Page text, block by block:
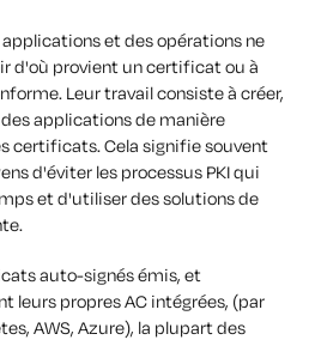
et des opérations ne
d'où provient un certificat ou à
Leur travail consiste à créer,
applications de manière
certificats. Cela signifie souvent
d'éviter les processus PKI qui
et d'utiliser des solutions de
auto-signés émis, et
leurs propres AC intégrées, (par
AWS, Azure), la plupart des